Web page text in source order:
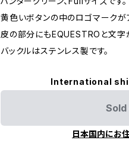
黄色いボタンの中のロゴマークが
皮の部分にもEQUESTROと文字
バックルはステンレス製です。
International
日本国内にお